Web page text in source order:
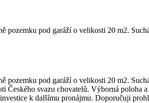
pod garáží o velikosti 20 m2.
pod garáží o velikosti 20 m2.
svazu chovatelů. Výborná poloha
k dalšímu pronájmu. Doporučuji